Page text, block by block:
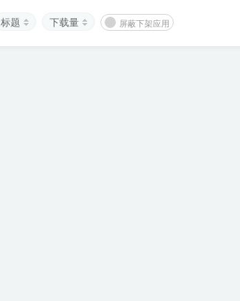
标题 下载量 屏蔽下架应用